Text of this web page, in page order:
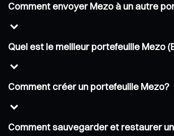
Comment envoyer Mezo à un autre
Quel est le meilleur portefeuille Mezo
Comment créer un portefeuille Mezo?
Comment sauvegarder et restaurer